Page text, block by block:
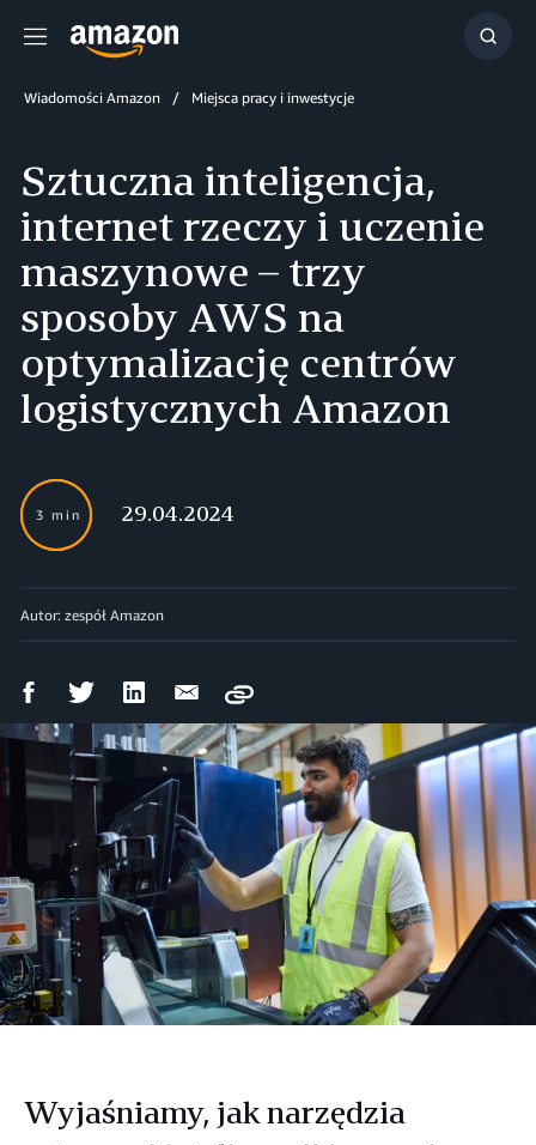
Menu
Wiadomości Amazon Miejsca pracy i inwestycje
Sztuczna inteligencja,
internet rzeczy i uczenie
maszynowe – trzy
sposoby AWS na
optymalizację centrów
logistycznych Amazon
3 min 29.04.2024
Autor: zespół Amazon
Udostępnij
Facebooku
Udostępnij
Twitterze
Udostępnij
LinkedIn
Wyślij
Copy
Wyjaśniamy, jak narzędzia